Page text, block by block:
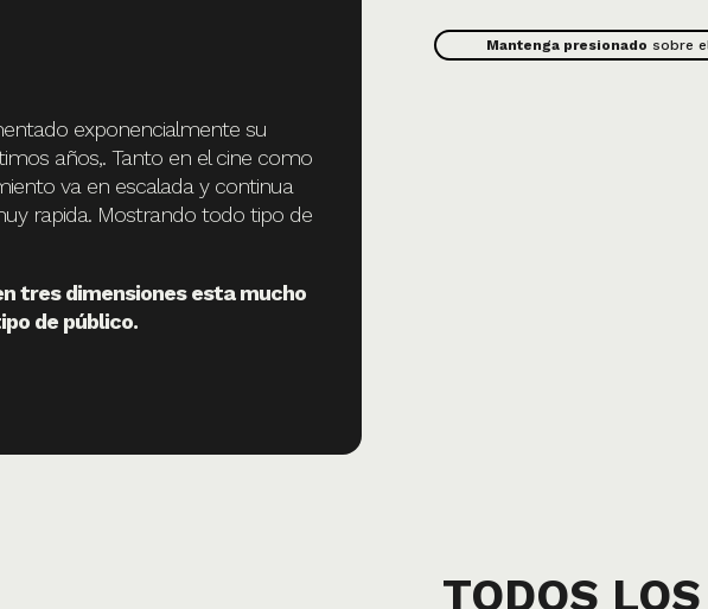
exponencialmente su
años,. Tanto en el cine como
va en escalada y continua
rapida. Mostrando todo tipo de
tres dimensiones esta mucho
de público.
Mantenga presionado sobre
TODOS LOS